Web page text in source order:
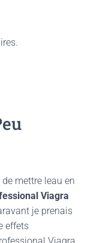
mettre leau en
Viagra
je prenais
effets